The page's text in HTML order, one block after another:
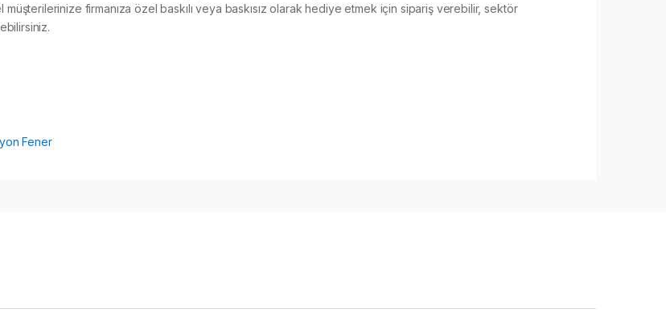
müşterilerinize firmanıza özel baskılı veya baskısız olarak hediye etmek için sipariş verebilir, sektör
Fener